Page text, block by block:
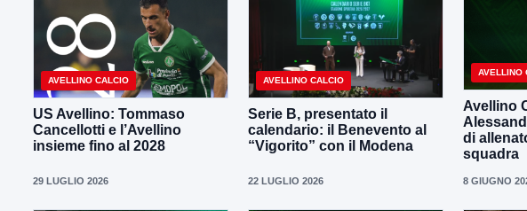
AVELLINO CALCIO
US Avellino: Tommaso
Cancellotti e l’Avellino
insieme fino al 2028
29 LUGLIO 2026
AVELLINO CALCIO
Serie B, presentato il
calendario: il Benevento al
“Vigorito” con il Modena
22 LUGLIO 2026
AVELLINO
Avellino
di
squadra
8 GIUGNO